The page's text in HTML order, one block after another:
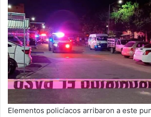
Elementos policíacos arribaron a este